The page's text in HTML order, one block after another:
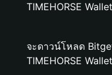
TIMEHORSE
จะดาวน์โหลด
TIMEHORSE